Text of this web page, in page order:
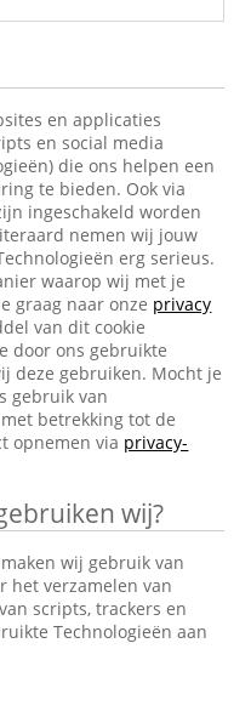
en applicaties
en social media
die ons helpen een
te bieden. Ook via
ingeschakeld worden
nemen wij jouw
erg serieus.
waarop wij met je
graag naar onze privacy
van dit cookie
door ons gebruikte
deze gebruiken. Mocht je
gebruik van
betrekking tot de
opnemen via privacy-
wij?
wij gebruik van
het verzamelen van
scripts, trackers en
Technologieën aan